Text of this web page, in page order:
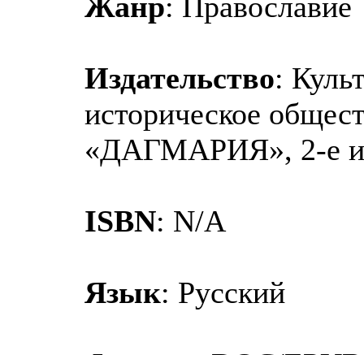
Издательство:
историческое
«ДАГМАРИЯ», 2-е
ISBN: N/A
Язык: Русский